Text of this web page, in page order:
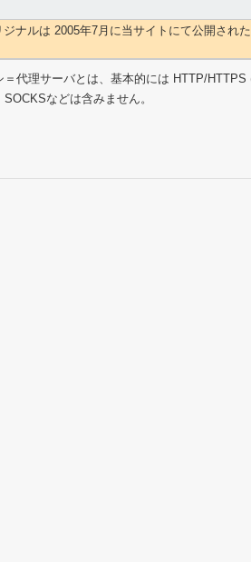
ナルは 2005年7月に当サイトにて公開され
＝代理サーバとは、基本的には HTTP/
などは含みません。